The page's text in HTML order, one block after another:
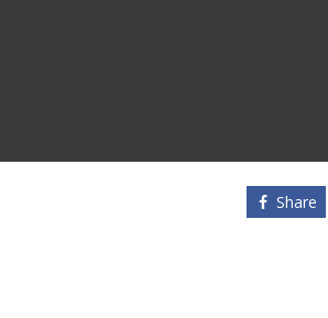
Share